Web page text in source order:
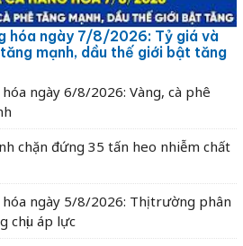
hóa ngày 7/8/2026: Tỷ giá và
mạnh, dầu thế giới bật tăng
ngày 6/8/2026: Vàng, cà phê
chặn đứng 35 tấn heo nhiễm chất
ngày 5/8/2026: Thị trường phân
chịu áp lực